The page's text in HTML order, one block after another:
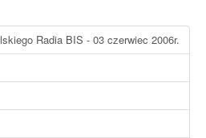
Radia BIS - 03 czerwiec 2006r.